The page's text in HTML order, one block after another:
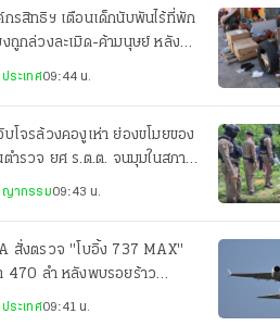
กรสิทธิฯ เตือนเด็กนับพันไร้ที่พัก
งถูกล่วงละเมิด-ค้ามนุษย์ หลัง
กข้ามพรมแดนสเปน
ระเทศ09:44 น.
บโจรล้วงคองูเห่า ย่องขโมยของ
ตำรวจ ยศ ร.ต.ต. จนมุมในสภาพ
ญากรรม09:43 น.
สั่งตรวจ "โบอิ้ง 737 MAX"
470 ลำ หลังพบรอยร้าว
สร้างเครื่องบิน
ระเทศ09:41 น.